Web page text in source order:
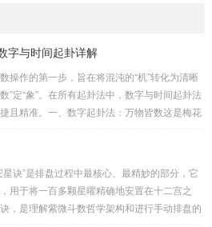
字与时间起卦详解
操作的第一步，旨在将混沌的“机”转化为清晰
数”定“象”。在所有起卦法中，数字与时间起卦法
且精准。一、数字起卦法：万物皆数这是梅花
偶数位，则前后平分；如果是奇数位，则前部
位。例如，数字 256：前一位 2 为上卦后两
星诀”是排盘过程中最核心、最精妙的部分，它
用于将一百多颗星曜精确地安置在十二宫之
，是理解紫微斗数哲学架构和进行手动排盘的